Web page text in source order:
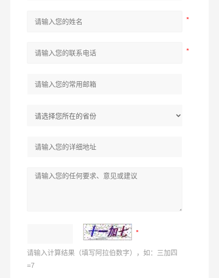
请输入计算结果（填写阿拉伯数字），如：三加四
=7